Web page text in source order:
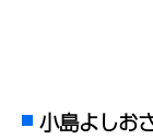
小島よしお